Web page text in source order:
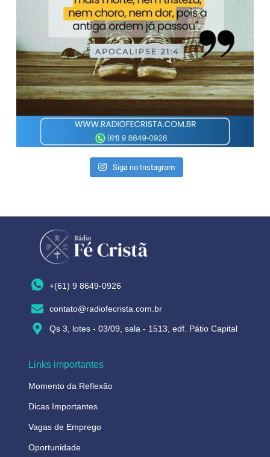
Siga no Instagram
+(61) 9 8649-0926
contato@radiofecrista.com.br
Qs 3, lotes - 03/09, sala - 1513, edf. Pátio Capital
Links importantes
Momento da Reflexão
Dicas Importantes
Vagas de Emprego
Oportunidade